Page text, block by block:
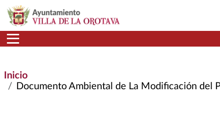
Pasar al contenido principal
Inicio
Documento Ambiental de La Modificación del